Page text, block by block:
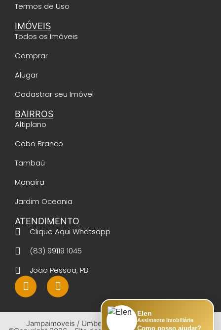
Termos de Uso
IMÓVEIS
Todos os Imóveis
Comprar
Alugar
Cadastrar seu Imóvel
BAIRROS
Altiplano
Cabo Branco
Tambaú
Manaíra
Jardim Oceania
ATENDIMENTO
Clique Aqui Whatsapp
(83) 99119 1045
João Pessoa, PB
Jampaimoveis / Umberto Santos - CRECI 14023 -
Elen
Assistente Imobiliária
Como posso ajudar?